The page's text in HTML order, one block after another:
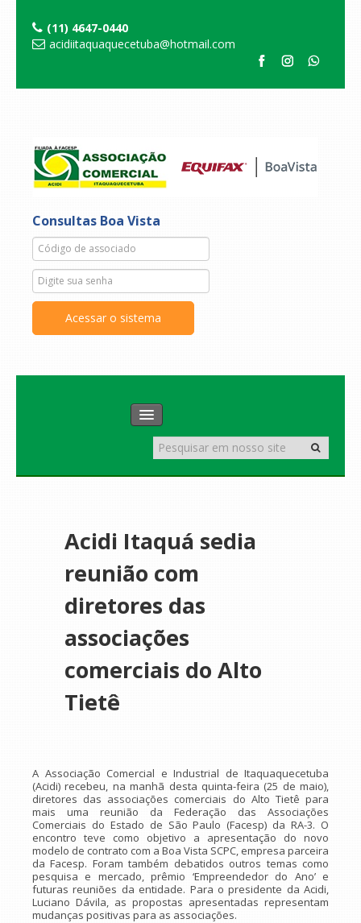
(11) 4647-0440
acidiitaquaquecetuba@hotmail.com
Consultas Boa Vista
GALERIA DE FOTOS
Acidi Itaquá sedia
reunião com
diretores das
associações
comerciais do Alto
Tietê
A Associação Comercial e Industrial de Itaquaquecetuba
(Acidi) recebeu, na manhã desta quinta-feira (25 de maio),
diretores das associações comerciais do Alto Tietê para
mais uma reunião da Federação das Associações
Comerciais do Estado de São Paulo (Facesp) da RA-3. O
encontro teve como objetivo a apresentação do novo
modelo de contrato com a Boa Vista SCPC, empresa parceira
da Facesp. Foram também debatidos outros temas como
pesquisa e mercado, prêmio ‘Empreendedor do Ano’ e
futuras reuniões da entidade. Para o presidente da Acidi,
Luciano Dávila, as propostas apresentadas representam
mudanças positivas para as associações.